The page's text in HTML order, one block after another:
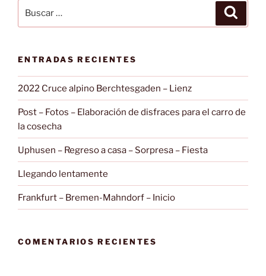
por:
ENTRADAS RECIENTES
2022 Cruce alpino Berchtesgaden – Lienz
Post – Fotos – Elaboración de disfraces para el carro de
la cosecha
Uphusen – Regreso a casa – Sorpresa – Fiesta
Llegando lentamente
Frankfurt – Bremen-Mahndorf – Inicio
COMENTARIOS RECIENTES